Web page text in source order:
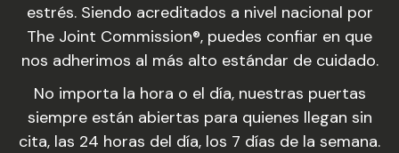
estrés. Siendo acreditados a nivel nacional por
The Joint Commission®, puedes confiar en que
nos adherimos al más alto estándar de cuidado.
No importa la hora o el día, nuestras puertas
siempre están abiertas para quienes llegan sin
cita, las 24 horas del día, los 7 días de la semana.